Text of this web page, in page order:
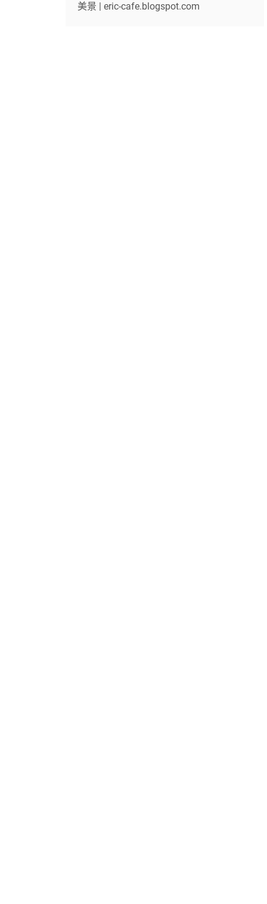
美景 | eric-cafe.blogspot.com